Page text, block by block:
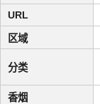
URL
区域
分类
香烟